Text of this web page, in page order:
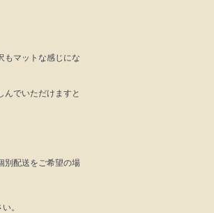
もマットな感じにな
でいただけますと
別配送をご希望の場
。